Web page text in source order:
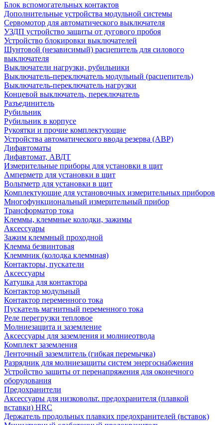
Блок вспомогательных контактов
Дополнительные устройства модульной системы
Сервомотор для автоматического выключателя
УЗДП устройство защиты от дугового пробоя
Устройство блокировки выключателей
Шунтовой (независимый) расцепитель для силового
выключателя
Выключатели нагрузки, рубильники
Выключатель-переключатель модульный (расцепитель)
Выключатель-переключатель нагрузки
Концевой выключатель, переключатель
Разъединитель
Рубильник
Рубильник в корпусе
Рукоятки и прочие комплектующие
Устройства автоматического ввода резерва (АВР)
Дифавтоматы
Дифавтомат, АВДТ
Измерительные приборы для установки в щит
Амперметр для установки в щит
Вольтметр для установки в щит
Комплектующие для установочных измерительных приборов
Многофункциональный измерительный прибор
Трансформатор тока
Клеммы, клеммные колодки, зажимы
Аксессуары
Зажим клеммный проходной
Клемма безвинтовая
Клеммник (колодка клеммная)
Контакторы, пускатели
Аксессуары
Катушка для контактора
Контактор модульный
Контактор переменного тока
Пускатель магнитный переменного тока
Реле перегрузки тепловое
Молниезащита и заземление
Аксессуары для заземления и молниеотвода
Комплект заземления
Ленточный заземлитель (гибкая перемычка)
Разрядник для молниезащиты систем энергоснабжения
Устройство защиты от перенапряжения для оконечного
оборудования
Предохранители
Аксессуары для низковольт. предохранителя (плавкой
вставки) HRC
Держатель продольных плавких предохранителей (вставок)